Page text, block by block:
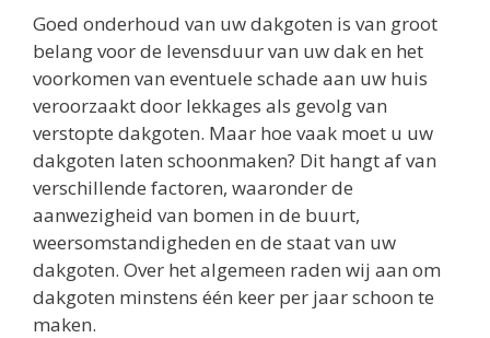
Goed onderhoud van uw dakgoten is van groot
belang voor de levensduur van uw dak en het
voorkomen van eventuele schade aan uw huis
veroorzaakt door lekkages als gevolg van
verstopte dakgoten. Maar hoe vaak moet u uw
dakgoten laten schoonmaken? Dit hangt af van
verschillende factoren, waaronder de
aanwezigheid van bomen in de buurt,
weersomstandigheden en de staat van uw
dakgoten. Over het algemeen raden wij aan om
dakgoten minstens één keer per jaar schoon te
maken.